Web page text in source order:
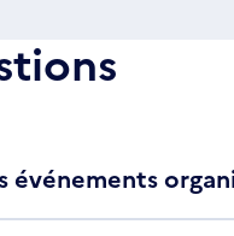
événements